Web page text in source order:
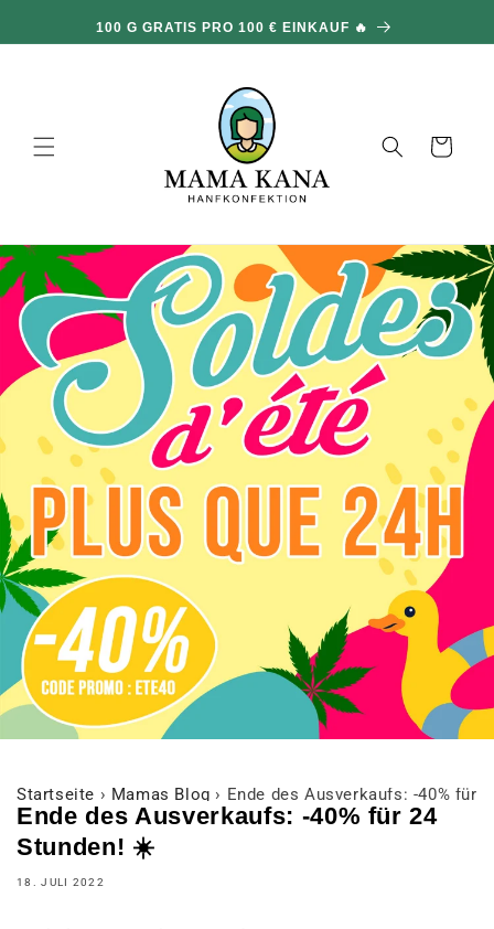
100 G GRATIS PRO 100 € EINKAUF 🔥
Warenkorb
Startseite › Mamas Blog › Ende des Ausverkaufs: -40% für
Ende des Ausverkaufs: -40% für 24
Stunden! ☀️
18. JULI 2022